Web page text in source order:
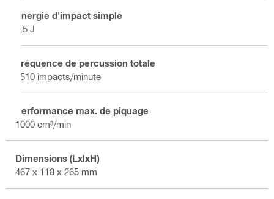
Énergie d'impact simple
8.5 J
Fréquence de percussion totale
3510 impacts/minute
Performance max. de piquage
1000 cm³/min
Dimensions (LxlxH)
467 x 118 x 265 mm